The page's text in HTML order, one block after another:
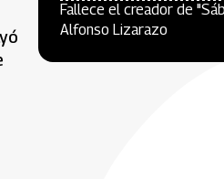
Fallece el creador de
Alfonso Lizarazo